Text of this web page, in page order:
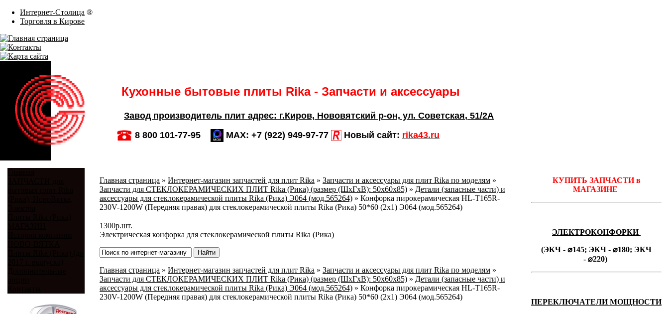
Интернет-Столица ®
Торговля в Кирове
Кухонные бытовые плиты Rika - Запчасти и аксессуары
Завод производитель плит адрес: г.Киров, Нововятский р-он, ул. Советская, 51/2А
8 800 101-77-95
MAX: +7 (922) 949-97-77 Новый сайт: rika43.ru
Главная страница » Интернет-магазин запчастей для плит Rika » Запчасти и аксессуары для плит Rika по моделям »
Запчасти для СТЕКЛОКЕРАМИЧЕСКИХ ПЛИТ Rika (Рика) (размер (ШхГхВ): 50x60x85) » Детали (запасные части) и
аксессуары для стеклокерамической плиты Rika (Рика) Э064 (мод.565264) » Конфорка пирокерамическая HL-T165R-
230V-1200W (Передняя правая) для стеклокерамической плиты Rika (Рика) 50*60 (2х1) Э064 (мод.565264)
1300р.шт.
Электрическая конфорка для стеклокерамической плиты Rika (Рика)
Главная страница » Интернет-магазин запчастей для плит Rika » Запчасти и аксессуары для плит Rika по моделям »
Запчасти для СТЕКЛОКЕРАМИЧЕСКИХ ПЛИТ Rika (Рика) (размер (ШхГхВ): 50x60x85) » Детали (запасные части) и
аксессуары для стеклокерамической плиты Rika (Рика) Э064 (мод.565264) » Конфорка пирокерамическая HL-T165R-
230V-1200W (Передняя правая) для стеклокерамической плиты Rika (Рика) 50*60 (2х1) Э064 (мод.565264)
КУПИТЬ ЗАПЧАСТИ в
МАГАЗИНЕ
ЭЛЕКТРОКОНФОРКИ
(ЭКЧ - ⌀145; ЭКЧ - ⌀180; ЭКЧ
- ⌀220)
ПЕРЕКЛЮЧАТЕЛИ МОЩНОСТИ